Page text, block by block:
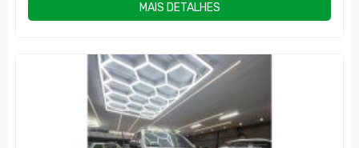
MAIS DETALHES